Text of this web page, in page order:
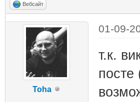
Вебсайт
Toha
01-09-
т.к.